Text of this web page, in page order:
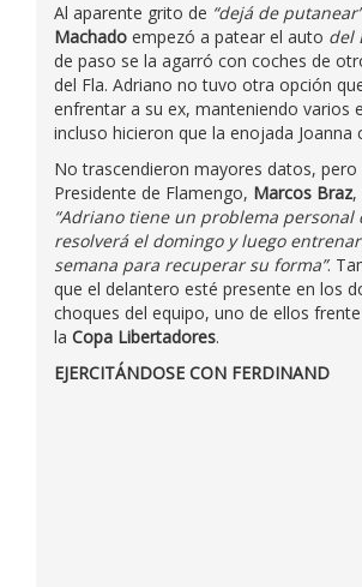
Al aparente grito de “dejá de
Machado empezó a patear el auto del
de paso se la agarró con coches de
del Fla. Adriano no tuvo otra opción
enfrentar a su ex, manteniendo varios
incluso hicieron que la enojada Joanna
No trascendieron mayores datos, pero
Presidente de Flamengo, Marcos Braz,
“Adriano tiene un problema personal
resolverá el domingo y luego
semana para recuperar su forma”.
que el delantero esté presente en los
choques del equipo, uno de ellos
la Copa Libertadores.
EJERCITÁNDOSE CON FERDINAND